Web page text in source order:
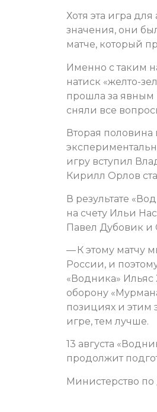
Хотя эта игра
значения, они
матче, который
Именно с таким
натиск «желто-
прошла за явным
сняли все
Вторая половина
игру вступил
Кирилл Орлов
В результате
на счету Ильи
Павел Дубовик и
— К этому матчу
России, и
«Водника» Ильяс
оборону
позициях и этим
игре, тем лучше.
13 августа
продолжит
Министерство